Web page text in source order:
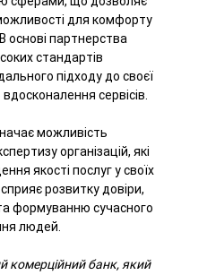
для комфорту
В основі партнерства
стандартів
підходу до своєї
сервісів.
можливість
організацій, які
якості послуг у своїх
розвитку довіри,
формуванню сучасного
людей.
комерційний банк, який